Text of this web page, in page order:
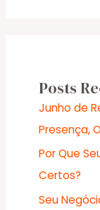
Posts
Junho de
Presença,
Por Que
Certos?
Seu